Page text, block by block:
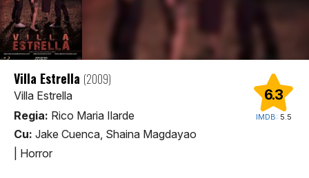
6.3
IMDB: 5.5
Villa Estrella (2009)
Villa Estrella
Regia: Rico Maria Ilarde
Cu: Jake Cuenca, Shaina Magdayao
Horror